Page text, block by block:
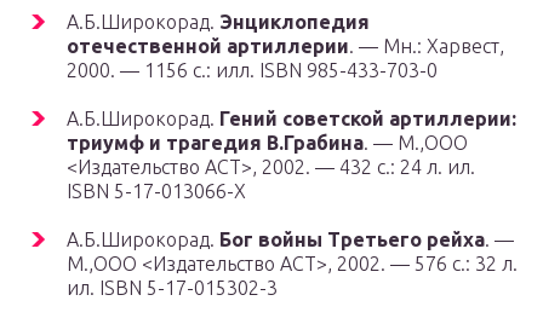
А.Б.Широкорад. Энциклопедия
отечественной артиллерии. — Мн.: Харвест,
2000. — 1156 с.: илл. ISBN 985-433-703-0
А.Б.Широкорад. Гений советской артиллерии:
триумф и трагедия В.Грабина. — М.,ООО
<Издательство АСТ>, 2002. — 432 с.: 24 л. ил.
ISBN 5-17-013066-X
А.Б.Широкорад. Бог войны Третьего рейха. —
М.,ООО <Издательство АСТ>, 2002. — 576 с.: 32 л.
ил. ISBN 5-17-015302-3